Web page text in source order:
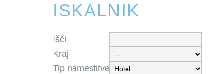
ISKALNIK
Išči
Kraj
Tip namestitve